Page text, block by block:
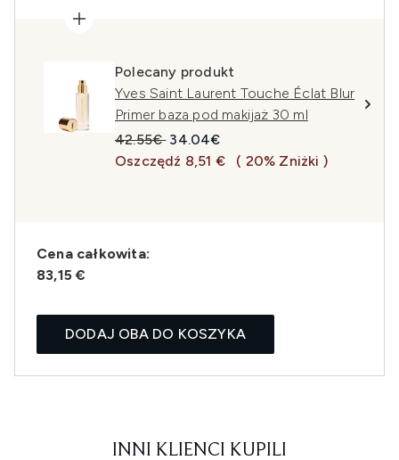
Polecany produkt
Yves Saint Laurent Touche Éclat Blur
Primer baza pod makijaż 30 ml
Sugerowana cena detaliczna:
42.55€ Aktualna cena:
34.04€
Oszczędź 8,51 €
( 20% Zniżki )
Cena całkowita:
83,15 €
DODAJ OBA DO KOSZYKA
INNI KLIENCI KUPILI